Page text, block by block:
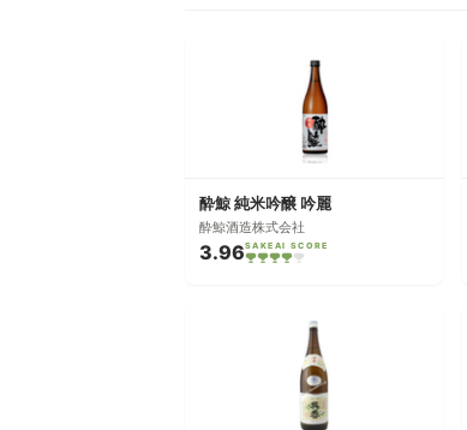
酔鯨 純米吟醸 吟麗
酔鯨酒造株式会社
3.96SAKEAI SCORE